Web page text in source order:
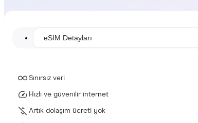
eSIM Detayları
Sınırsız veri
Hızlı ve güvenilir internet
Artık dolaşım ücreti yok